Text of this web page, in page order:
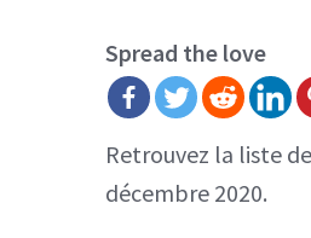
Spread the love
Retrouvez la liste
décembre 2020.